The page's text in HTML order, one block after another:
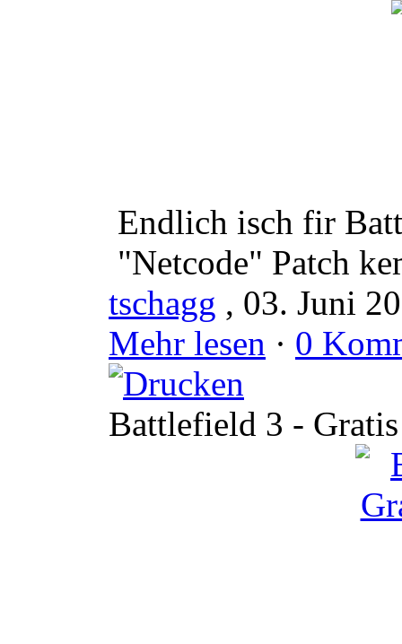
Endlich isch fir
"Netcode" Patch
tschagg , 03. Juni
Mehr lesen · 0
Battlefield 3 -